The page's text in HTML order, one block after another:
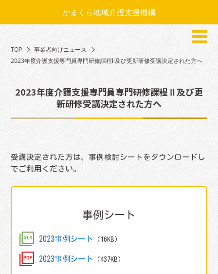
かまくら地域介護支援機構
TOP
事業者向けニュース
2023年度介護支援専門員専門研修課程Ⅱ及び更新研修受講決定された方へ
2023年度介護支援専門員専門研修課程Ⅱ及び更
新研修受講決定された方へ
受講決定された方は、事例検討シートをダウンロードし
でご利用ください。
事例シート
2023事例シート （16KB）
2023事例シート （437KB）